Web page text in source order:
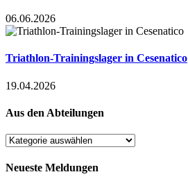
06.06.2026
Triathlon-Trainingslager in Cesenatico
19.04.2026
Aus den Abteilungen
Aus
Abteilungen
Neueste Meldungen